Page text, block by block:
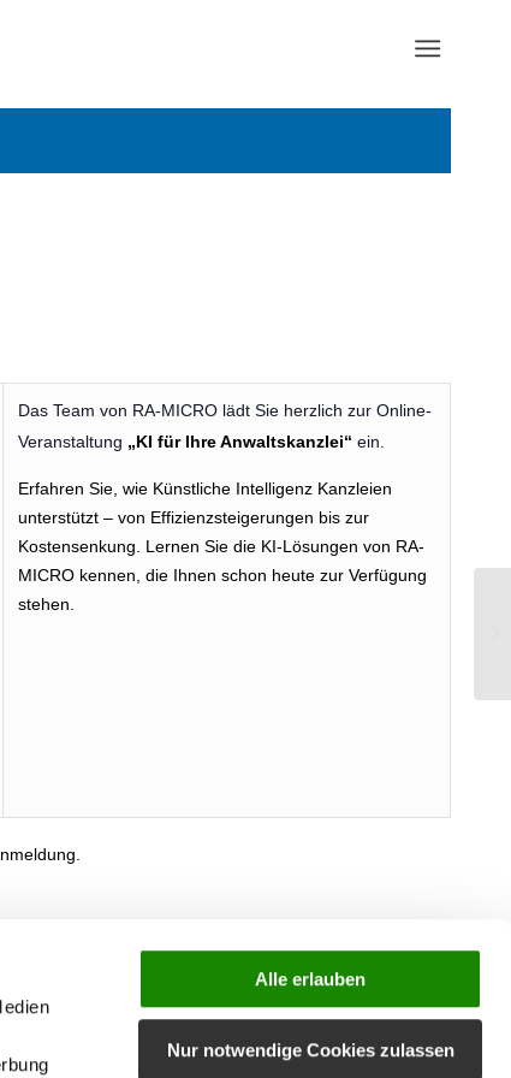
Alle erlauben
Nur notwendige Cookies zulassen
Das Team von RA-MICRO lädt Sie herzlich zur Online-
Veranstaltung „KI für Ihre Anwaltskanzlei“ ein.
Erfahren Sie, wie Künstliche Intelligenz Kanzleien
unterstützt – von Effizienzsteigerungen bis zur
Kostensenkung. Lernen Sie die KI-Lösungen von RA-
MICRO kennen, die Ihnen schon heute zur Verfügung
stehen.